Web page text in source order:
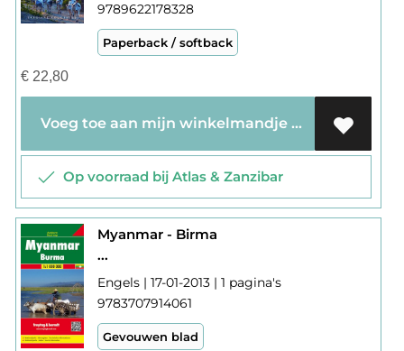
9789622178328
Paperback / softback
€22,80
Voeg toe aan mijn winkelmandje
Op voorraad bij Atlas & Zanzibar
Myanmar - Birma
...
Engels | 17-01-2013 | 1 pagina's
9783707914061
Gevouwen blad